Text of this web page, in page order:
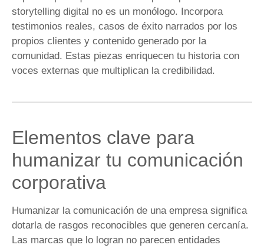
storytelling digital no es un monólogo. Incorpora
testimonios reales, casos de éxito narrados por los
propios clientes y contenido generado por la
comunidad. Estas piezas enriquecen tu historia con
voces externas que multiplican la credibilidad.
Elementos clave para
humanizar tu comunicación
corporativa
Humanizar la comunicación de una empresa significa
dotarla de rasgos reconocibles que generen cercanía.
Las marcas que lo logran no parecen entidades